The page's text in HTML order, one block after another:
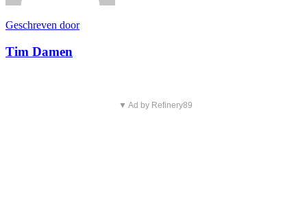
Geschreven door
Tim Damen
▼ Ad by Refinery89